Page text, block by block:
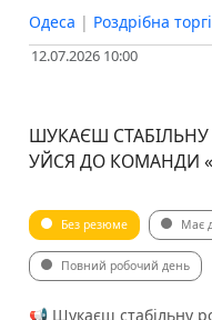
Одеса | Роздрібна
12.07.2026 10:00
ШУКАЄШ
УЙСЯ ДО КОМАНДИ
Без резюме Має
Повний робочий день
📢 Шукаєш стабільну